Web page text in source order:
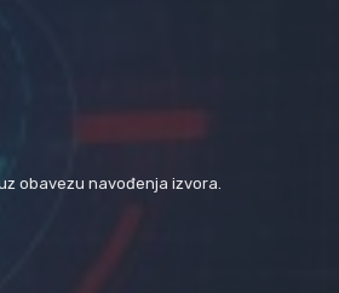
obavezu navođenja izvora.